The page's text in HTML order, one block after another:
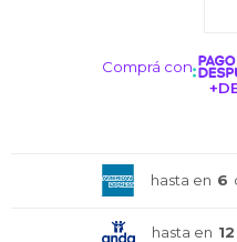
Comprá con
hasta en 6
hasta en 12